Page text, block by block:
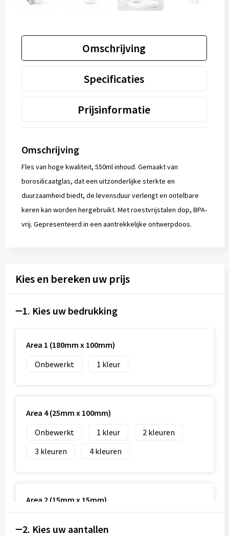
Omschrijving
Specificaties
Prijsinformatie
Omschrijving
Fles van hoge kwaliteit, 550ml inhoud. Gemaakt van
borosilicaatglas, dat een uitzonderlijke sterkte en
duurzaamheid biedt, de levensduur verlengt en ontelbare
keren kan worden hergebruikt. Met roestvrijstalen dop, BPA-
vrij. Gepresenteerd in een aantrekkelijke ontwerpdoos.
Kies en bereken uw prijs
1. Kies uw bedrukking
Area 1 (180mm x 100mm)
Onbewerkt
1
Area 4 (25mm x 100mm)
Onbewerkt
1
2
3
4
Area 2 (15mm x 15mm)
2. Kies uw aantallen